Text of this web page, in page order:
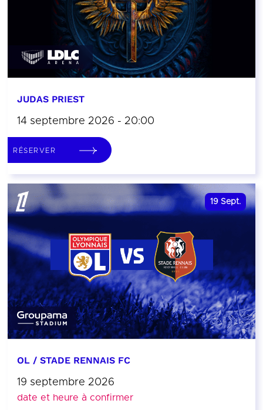
JUDAS PRIEST
14 septembre 2026 - 20:00
RÉSERVER
19 Sept.
OL / STADE RENNAIS FC
19 septembre 2026
date et heure à confirmer